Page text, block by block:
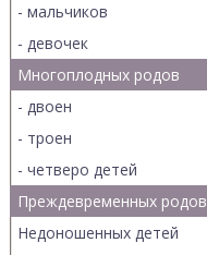
- мальчиков
- девочек
Многоплодных родов
- двоен
- троен
- четверо детей
Преждевременных родов
Недоношенных детей